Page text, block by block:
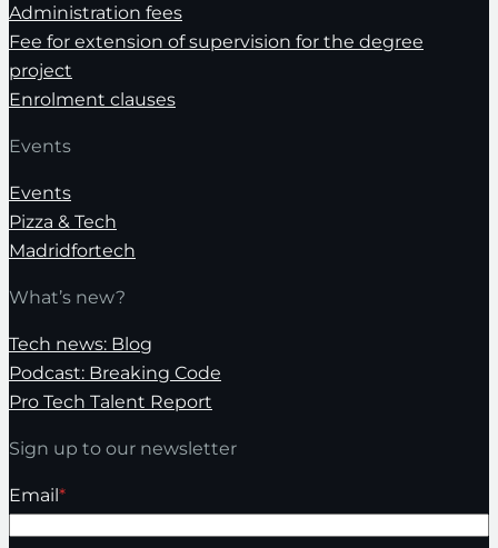
Administration fees
Fee for extension of supervision for the degree
project
Enrolment clauses
Events
Events
Pizza & Tech
Madridfortech
What’s new?
Tech news: Blog
Podcast: Breaking Code
Pro Tech Talent Report
Sign up to our newsletter
Email*